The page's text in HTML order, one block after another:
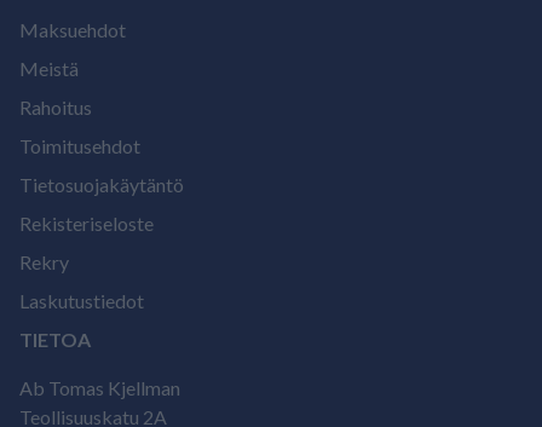
Maksuehdot
Meistä
Rahoitus
Toimitusehdot
Tietosuojakäytäntö
Rekisteriseloste
Rekry
Laskutustiedot
TIETOA
Ab Tomas Kjellman
Teollisuuskatu 2A